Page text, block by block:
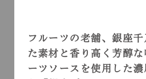
フルーツの老舗、銀座
た素材と香り高く芳醇
ーツソースを使用した